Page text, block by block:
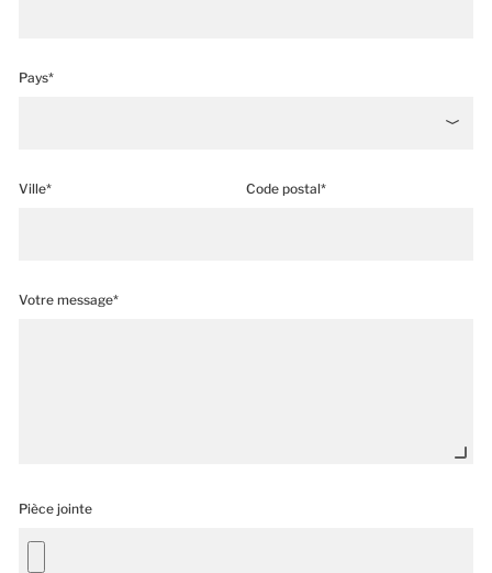
Pays*
Ville* Code postal*
Votre message*
Pièce jointe